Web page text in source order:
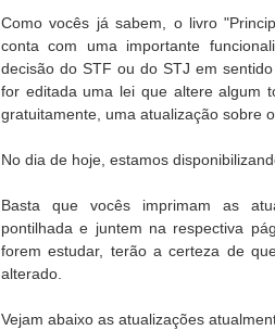
Como vocês já sabem, o livro
conta com uma importante
decisão do STF ou do STJ em
for editada uma lei que altere algum
gratuitamente, uma atualização sobre
No dia de hoje, estamos
Basta que vocês imprimam as
pontilhada e juntem na respectiva
forem estudar, terão a certeza de
alterado.
Vejam abaixo as atualizações